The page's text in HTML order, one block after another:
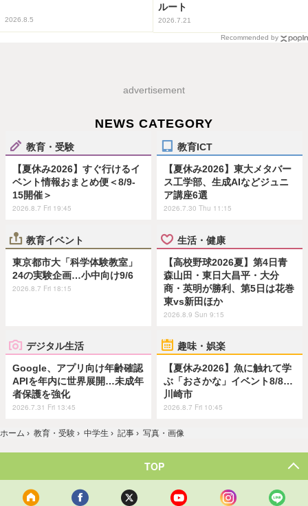
2026.8.5
ルート
2026.7.21
Recommended by
advertisement
NEWS CATEGORY
教育・受験
【夏休み2026】すぐ行けるイ
ベント情報おまとめ便＜8/9-
15開催＞
2026.8.7 Fri 19:45
教育ICT
【夏休み2026】東大メタバー
ス工学部、生成AIなどジュニ
ア講座6選
2026.7.30 Thu 11:15
教育イベント
東京都市大「科学体験教室」
24の実験企画…小中向け9/6
2026.8.7 Fri 18:15
生活・健康
【高校野球2026夏】第4日青
森山田・東日大昌平・大分
商・英明が勝利、第5日は花巻
東vs新田ほか
2026.8.9 Sun 9:15
デジタル生活
Google、アプリ向け年齢確認
APIを年内に世界展開…未成年
者保護を強化
2026.7.31 Fri 13:45
趣味・娯楽
【夏休み2026】魚に触れて学
ぶ「おさかな」イベント8/8…
川崎市
2026.8.7 Fri 10:45
ホーム › 教育・受験 › 中学生 › 記事 › 写真・画像
TOP